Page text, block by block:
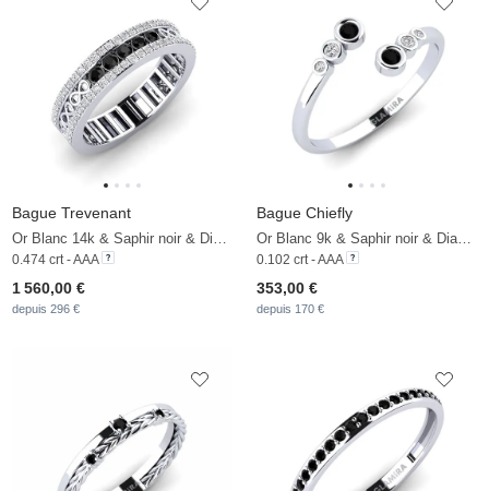
Bague Trevenant
Or Blanc 14k & Saphir noir & Diamant
0.474 crt - AAA
1 560,00 €
depuis 296 €
Bague Chiefly
Or Blanc 9k & Saphir noir & Diamant
0.102 crt - AAA
353,00 €
depuis 170 €